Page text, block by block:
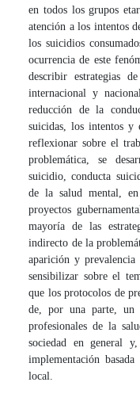
en todos los grupos
atención a los intentos
los suicidios
ocurrencia de este
describir estrategias
internacional y
reducción de la
suicidas, los intentos
reflexionar sobre el
problemática, se
suicidio, conducta
de la salud mental, en
proyectos
mayoría de las
indirecto de la
aparición y
sensibilizar sobre el
que los protocolos de
de, por una parte, un
profesionales de la
sociedad en general
implementación
local.